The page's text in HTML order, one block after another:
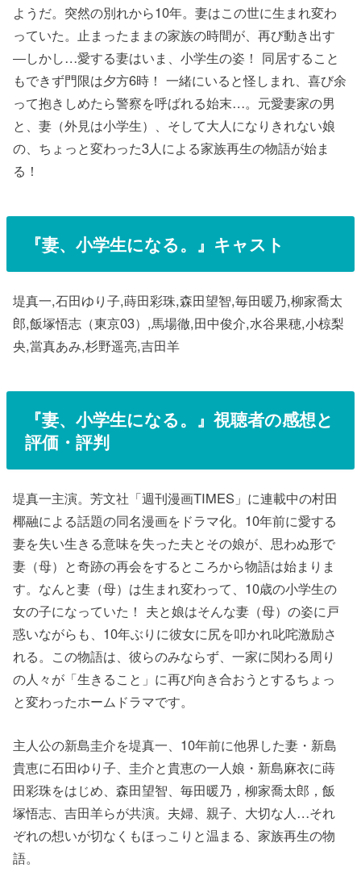
ようだ。突然の別れから10年。妻はこの世に生まれ変わ
っていた。止まったままの家族の時間が、再び動き出す
―しかし…愛する妻はいま、小学生の姿！ 同居すること
もできず門限は夕方6時！ 一緒にいると怪しまれ、喜び余
って抱きしめたら警察を呼ばれる始末…。元愛妻家の男
と、妻（外見は小学生）、そして大人になりきれない娘
の、ちょっと変わった3人による家族再生の物語が始ま
る！
『妻、小学生になる。 』キャスト
堤真一,石田ゆり子,蒔田彩珠,森田望智,毎田暖乃,柳家喬太
郎,飯塚悟志（東京03）,馬場徹,田中俊介,水谷果穂,小椋梨
央,當真あみ,杉野遥亮,吉田羊
『妻、小学生になる。 』視聴者の感想と
評価・評判
堤真一主演。芳文社「週刊漫画TIMES」に連載中の村田
椰融による話題の同名漫画をドラマ化。10年前に愛する
妻を失い生きる意味を失った夫とその娘が、思わぬ形で
妻（母）と奇跡の再会をするところから物語は始まりま
す。なんと妻（母）は生まれ変わって、10歳の小学生の
女の子になっていた！ 夫と娘はそんな妻（母）の姿に戸
惑いながらも、10年ぶりに彼女に尻を叩かれ叱咤激励さ
れる。この物語は、彼らのみならず、一家に関わる周り
の人々が「生きること」に再び向き合おうとするちょっ
と変わったホームドラマです。
主人公の新島圭介を堤真一、10年前に他界した妻・新島
貴恵に石田ゆり子、圭介と貴恵の一人娘・新島麻衣に蒔
田彩珠をはじめ、森田望智、毎田暖乃，柳家喬太郎，飯
塚悟志、吉田羊らが共演。夫婦、親子、大切な人…それ
ぞれの想いが切なくもほっこりと温まる、家族再生の物
語。